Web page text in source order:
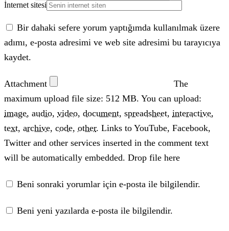
İnternet sitesi
Bir dahaki sefere yorum yaptığımda kullanılmak üzere
adımı, e-posta adresimi ve web site adresimi bu tarayıcıya
kaydet.
Attachment
The
maximum upload file size: 512 MB. You can upload:
image, audio, video, document, spreadsheet, interactive,
text, archive, code, other. Links to YouTube, Facebook,
Twitter and other services inserted in the comment text
will be automatically embedded. Drop file here
Beni sonraki yorumlar için e-posta ile bilgilendir.
Beni yeni yazılarda e-posta ile bilgilendir.